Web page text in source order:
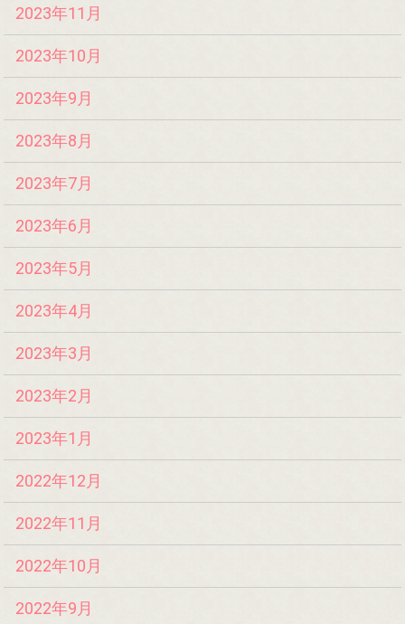
2023年11月
2023年10月
2023年9月
2023年8月
2023年7月
2023年6月
2023年5月
2023年4月
2023年3月
2023年2月
2023年1月
2022年12月
2022年11月
2022年10月
2022年9月